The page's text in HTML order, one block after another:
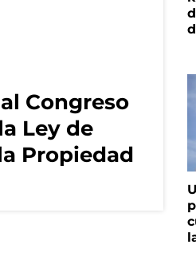
Congreso
Ley de
Propiedad